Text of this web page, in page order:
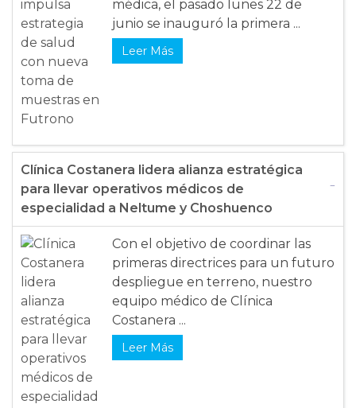
médica, el pasado lunes 22 de
junio se inauguró la primera ...
Leer Más
Clínica Costanera lidera alianza estratégica
para llevar operativos médicos de
especialidad a Neltume y Choshuenco
Con el objetivo de coordinar las
primeras directrices para un futuro
despliegue en terreno, nuestro
equipo médico de Clínica
Costanera ...
Leer Más